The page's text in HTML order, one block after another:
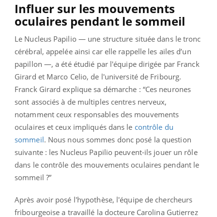
Influer sur les mouvements
oculaires pendant le sommeil
Le Nucleus Papilio — une structure située dans le tronc
cérébral, appelée ainsi car elle rappelle les ailes d’un
papillon —, a été étudié par l'équipe dirigée par Franck
Girard et Marco Celio, de l'université de Fribourg.
Franck Girard explique sa démarche : “Ces neurones
sont associés à de multiples centres nerveux,
notamment ceux responsables des mouvements
oculaires et ceux impliqués dans le contrôle du
sommeil. Nous nous sommes donc posé la question
suivante : les Nucleus Papilio peuvent-ils jouer un rôle
dans le contrôle des mouvements oculaires pendant le
sommeil ?”
Après avoir posé l'hypothèse, l'équipe de chercheurs
fribourgeoise a travaillé la docteure Carolina Gutierrez